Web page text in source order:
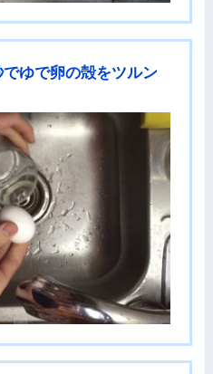
ゆで卵の殻をツルン